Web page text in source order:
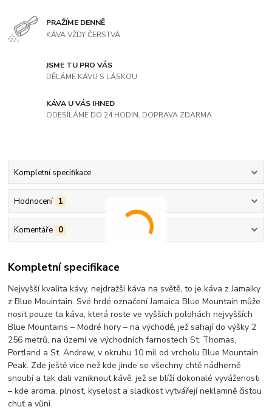
PRAŽÍME DENNĚ
KÁVA VŽDY ČERSTVÁ
JSME TU PRO VÁS
DĚLÁME KÁVU S LÁSKOU
KÁVA U VÁS IHNED
ODESÍLÁME DO 24 HODIN, DOPRAVA ZDARMA
Kompletní specifikace
Hodnocení 1
Komentáře 0
Kompletní specifikace
Nejvyšší kvalita kávy, nejdražší káva na světě, to je káva z Jamaiky
z Blue Mouintain. Své hrdé označení Jamaica Blue Mountain může
nosit pouze ta káva, která roste ve vyšších polohách nejvyšších
Blue Mountains – Modré hory – na východě, jež sahají do výšky 2
256 metrů, na území ve východních farnostech St. Thomas,
Portland a St. Andrew, v okruhu 10 mil od vrcholu Blue Mountain
Peak. Zde ještě více než kde jinde se všechny chtě nádherně
snoubí a tak dali vzniknout kávě, jež se blíží dokonalé vyváženosti
– kde aroma, plnost, kyselost a sladkost vytvářejí neklamně čistou
chuť a vůni.